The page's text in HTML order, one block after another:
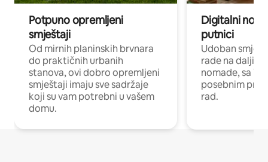
Potpuno opremljeni
smještaji
Od mirnih planinskih brvnara
do praktičnih urbanih
stanova, ovi dobro opremljeni
smještaji imaju sve sadržaje
koji su vam potrebni u vašem
domu.
Digitalni
putnici
Udoban
rade na
nomade, sa
posebnim
rad.